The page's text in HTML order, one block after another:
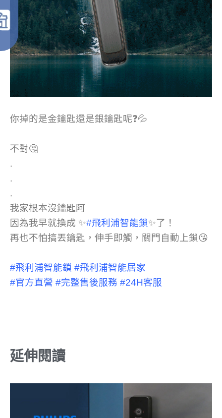
你掉的是金鑰匙還是銀鑰匙呢❓💦
不對🤔
.
.
.
我家根本沒鑰匙阿
因為我早就換成 ✨#飛利浦智能鎖✨了！
再也不怕搞丟鑰匙，伸手即觸，關門自動上鎖😘
#飛利浦智能鎖 #飛利浦智能居家
#官方直營 #完整售後服務 #24H客服
延伸閱讀